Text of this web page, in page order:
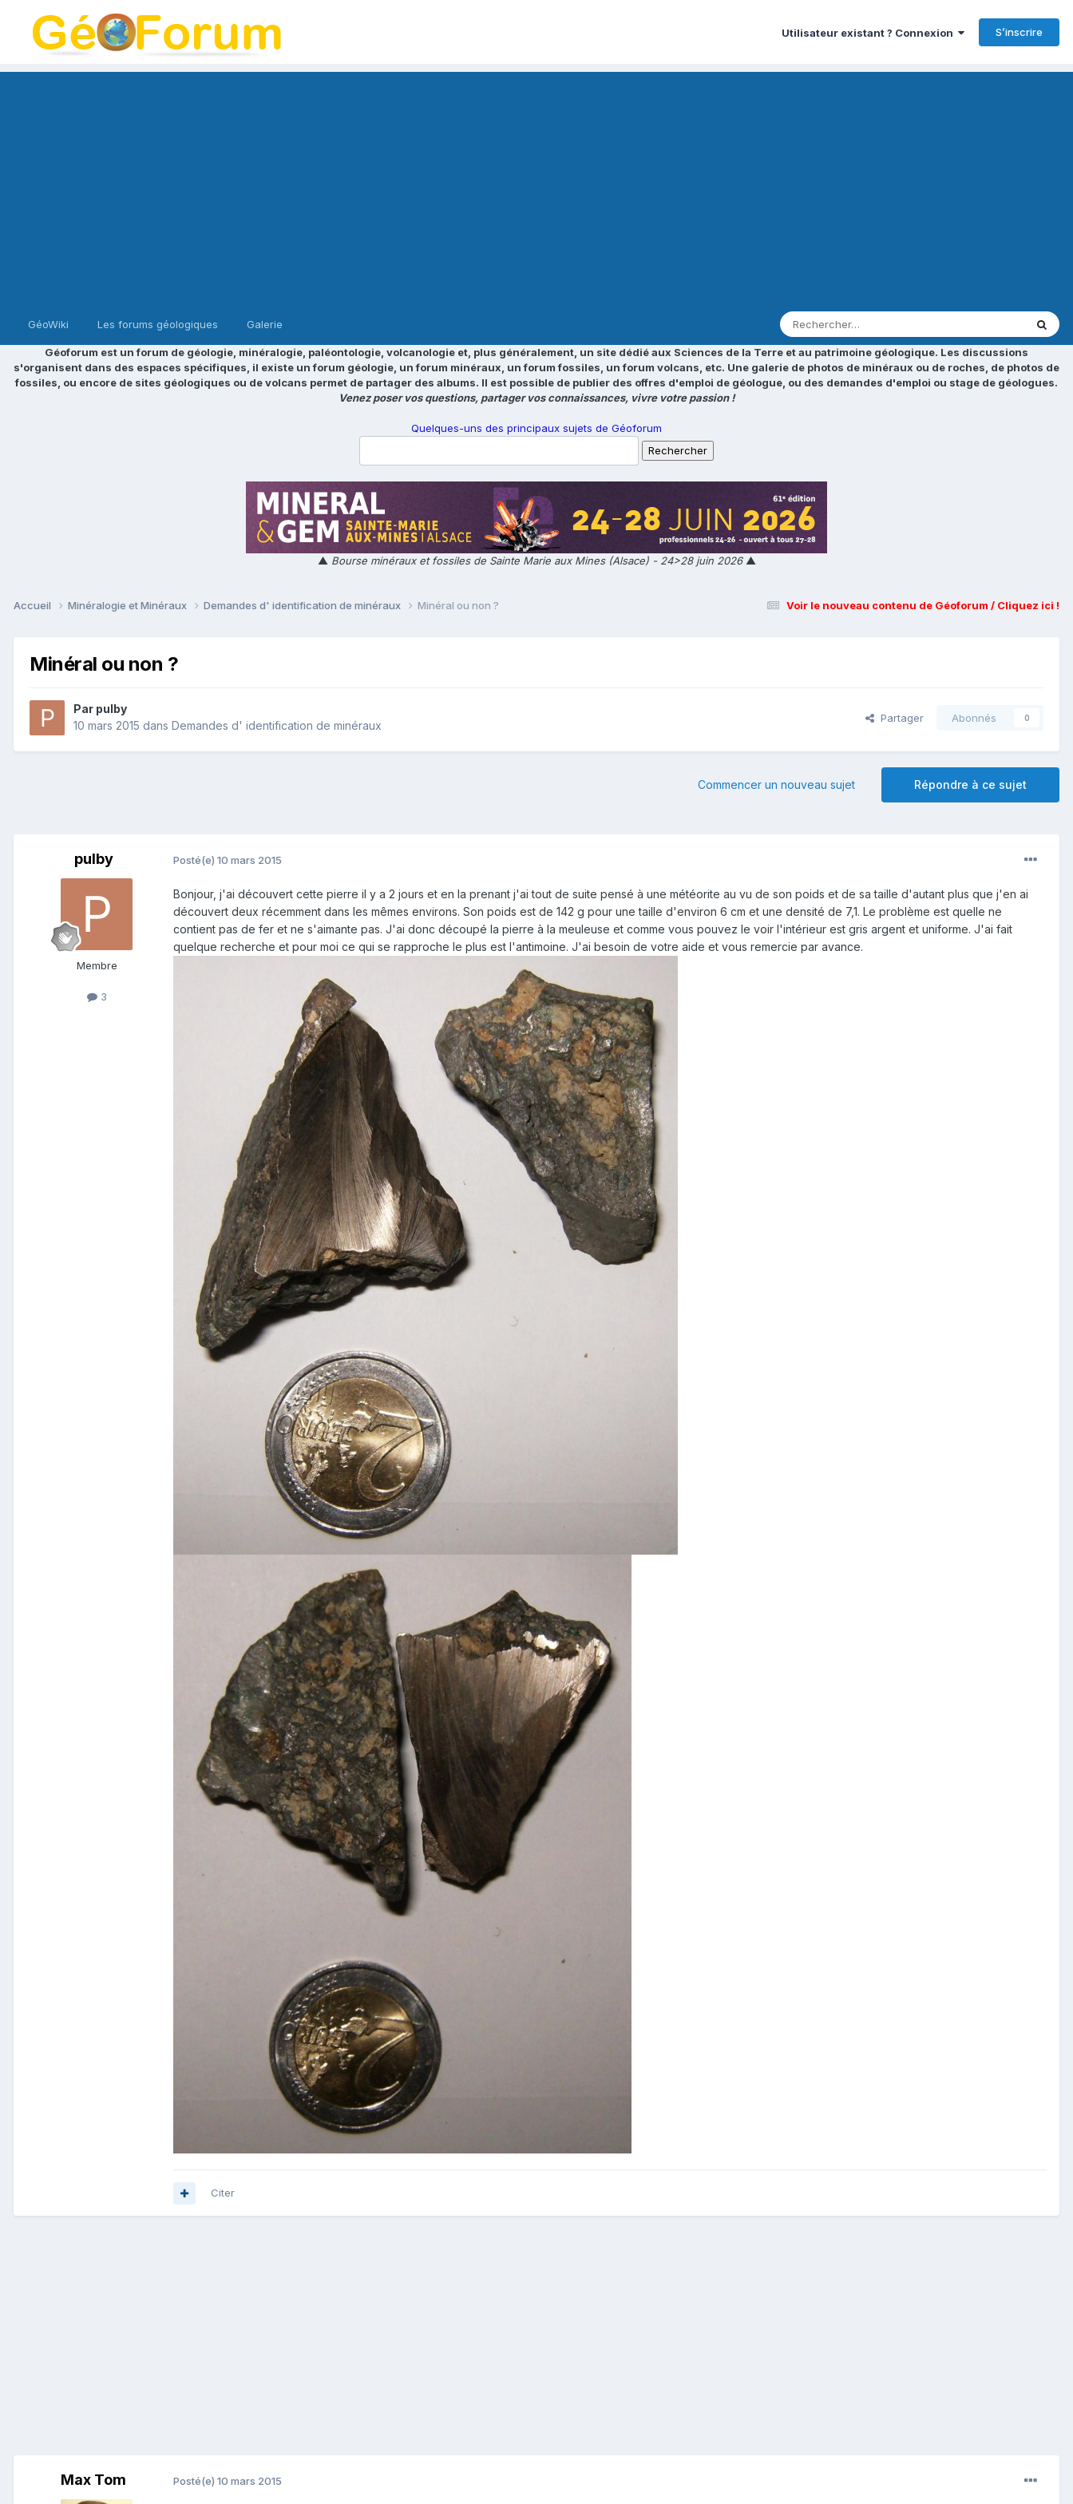
Utilisateur existant ? Connexion S’inscrire
GéoWiki Les forums géologiques Galerie
Géoforum est un forum de géologie, minéralogie, paléontologie, volcanologie et, plus généralement, un site dédié aux Sciences de la Terre et au patrimoine géologique. Les discussions
s'organisent dans des espaces spécifiques, il existe un forum géologie, un forum minéraux, un forum fossiles, un forum volcans, etc. Une galerie de photos de minéraux ou de roches, de photos de
fossiles, ou encore de sites géologiques ou de volcans permet de partager des albums. Il est possible de publier des offres d'emploi de géologue, ou des demandes d'emploi ou stage de géologues.
Venez poser vos questions, partager vos connaissances, vivre votre passion !
Quelques-uns des principaux sujets de Géoforum
▲ Bourse minéraux et fossiles de Sainte Marie aux Mines (Alsace) - 24>28 juin 2026▲
Voir le nouveau contenu de Géoforum / Cliquez ici !
Accueil Minéralogie et Minéraux Demandes d' identification de minéraux Minéral ou non ?
Minéral ou non ?
Par pulby
10 mars 2015 dans Demandes d' identification de minéraux
Partager Abonnés 0
Répondre à ce sujet
Commencer un nouveau sujet
pulby
Membre
3
Posté(e) 10 mars 2015
Bonjour, j'ai découvert cette pierre il y a 2 jours et en la prenant j'ai tout de suite pensé à une météorite au vu de son poids et de sa taille d'autant plus que j'en ai
découvert deux récemment dans les mêmes environs. Son poids est de 142 g pour une taille d'environ 6 cm et une densité de 7,1. Le problème est quelle ne
contient pas de fer et ne s'aimante pas. J'ai donc découpé la pierre à la meuleuse et comme vous pouvez le voir l'intérieur est gris argent et uniforme. J'ai fait
quelque recherche et pour moi ce qui se rapproche le plus est l'antimoine. J'ai besoin de votre aide et vous remercie par avance.
Citer
Max Tom Posté(e) 10 mars 2015